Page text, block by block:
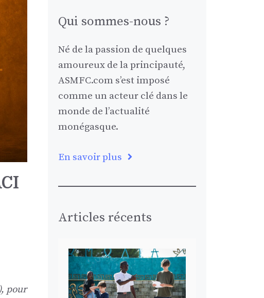
pour
Qui sommes-nous ?
Né de la passion de quelques
amoureux de la principauté,
ASMFC.com s’est imposé
comme un acteur clé dans le
monde de l’actualité
monégasque.
En savoir plus
Articles récents